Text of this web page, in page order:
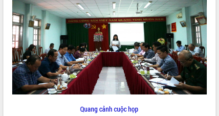
THÔNG TIN CHỈ ĐẠO ĐIỀU HÀNH
HỆ THỐNG VĂN BẢN
VĂN BẢN HĐND TỈNH
ĐIỂM TIN VĂN BẢN
QUY HOẠCH - KẾ HOẠCH
Quang cảnh cuộc họp